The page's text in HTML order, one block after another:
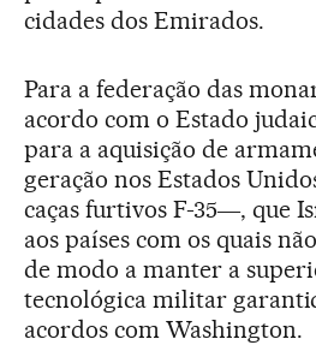
cidades dos Emirados.
Para a federação das
acordo com o Estado
para a aquisição de
geração nos Estados
caças furtivos F-35―, que
aos países com os quais
de modo a manter a
tecnológica militar
acordos com Washington.